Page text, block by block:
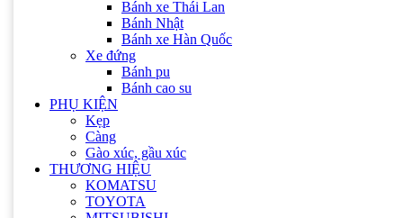
Bình Lifttop
BÌNH ĐIỆN XE NÂNG LITHIUM
BÁNH XE
Xe ngồi
Bánh xe Thái Lan
Bánh Nhật
Bánh xe Hàn Quốc
Xe đứng
Bánh pu
Bánh cao su
PHỤ KIỆN
Kẹp
Càng
Bánh xe Thái Lan
Bánh Nhật
Bánh xe Hàn Quốc
Xe đứng
Bánh pu
Bánh cao su
PHỤ KIỆN
Kẹp
Càng
Gào xúc, gầu xúc
THƯƠNG HIỆU
KOMATSU
TOYOTA